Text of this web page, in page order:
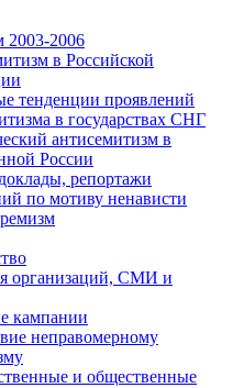
2003-2006
в Российской
тенденции проявлений
в государствах СНГ
антисемитизм в
России
репортажи
по мотиву ненависти
организаций, СМИ и
кампании
неправомерному
и общественные